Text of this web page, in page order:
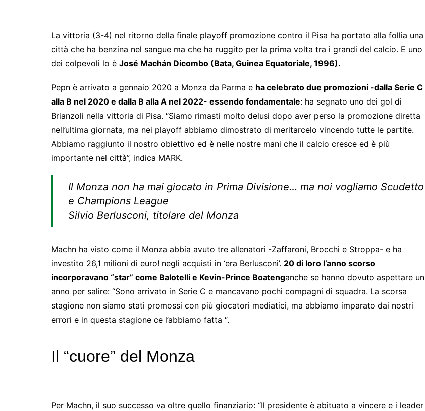
La vittoria (3-4) nel ritorno della finale playoff promozione contro il Pisa ha portato alla follia una
città che ha benzina nel sangue ma che ha ruggito per la prima volta tra i grandi del calcio. E uno
dei colpevoli lo è José Machán Dicombo (Bata, Guinea Equatoriale, 1996).
Pepn è arrivato a gennaio 2020 a Monza da Parma e ha celebrato due promozioni -dalla Serie C
alla B nel 2020 e dalla B alla A nel 2022- essendo fondamentale: ha segnato uno dei gol di
Brianzoli nella vittoria di Pisa. “Siamo rimasti molto delusi dopo aver perso la promozione diretta
nell’ultima giornata, ma nei playoff abbiamo dimostrato di meritarcelo vincendo tutte le partite.
Abbiamo raggiunto il nostro obiettivo ed è nelle nostre mani che il calcio cresce ed è più
importante nel città”, indica MARK.
Il Monza non ha mai giocato in Prima Divisione… ma noi vogliamo Scudetto
e Champions League
Silvio Berlusconi, titolare del Monza
Machn ha visto come il Monza abbia avuto tre allenatori -Zaffaroni, Brocchi e Stroppa- e ha
investito 26,1 milioni di euro! negli acquisti in ‘era Berlusconi’. 20 di loro l’anno scorso
incorporavano “star” come Balotelli e Kevin-Prince Boatenganche se hanno dovuto aspettare un
anno per salire: “Sono arrivato in Serie C e mancavano pochi compagni di squadra. La scorsa
stagione non siamo stati promossi con più giocatori mediatici, ma abbiamo imparato dai nostri
errori e in questa stagione ce l’abbiamo fatta “.
Il “cuore” del Monza
Per Machn, il suo successo va oltre quello finanziario: “Il presidente è abituato a vincere e i leader